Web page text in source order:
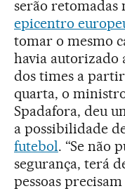
serão retomadas
epicentro
tomar o mesmo
havia autorizado
dos times a partir
quarta, o
Spadafora, deu
a possibilidade
futebol. “Se não
segurança, terá
pessoas